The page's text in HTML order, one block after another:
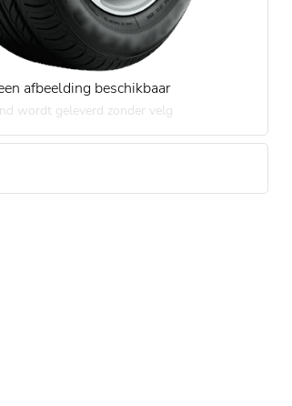
afbeelding beschikbaar
wordt geleverd zonder velg